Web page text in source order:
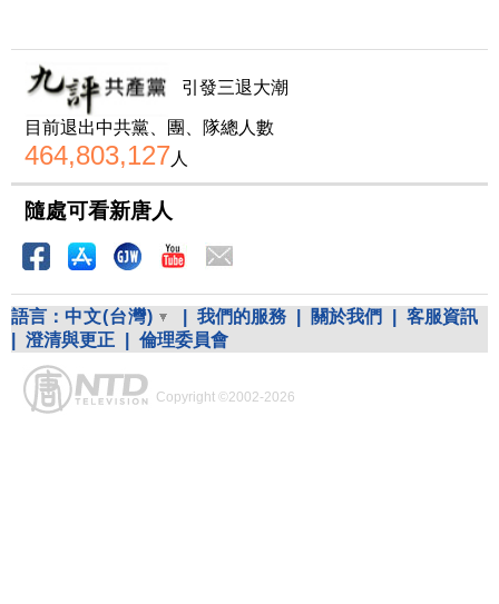
引發三退大潮
目前退出中共黨、團、隊總人數
464,803,127人
隨處可看新唐人
語言： 中文(台灣) 我們的服務 關於我們
客服資訊
澄清與更正 倫理委員會
Copyright ©2002-2026